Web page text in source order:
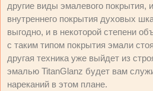
другие виды эмалевого покрытия,
внутреннего покрытия духовых
выгодно, и в некоторой степени
с таким типом покрытия эмали
другая техника уже выйдет из
эмалью TitanGlanz будет вам
нареканий в этом плане.